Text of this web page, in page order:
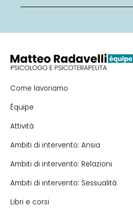
Come lavoriamo
Équipe
Attività
Ambiti di intervento: Ansia
Ambiti di intervento: Relazioni
Ambiti di intervento: Sessualità
Libri e corsi